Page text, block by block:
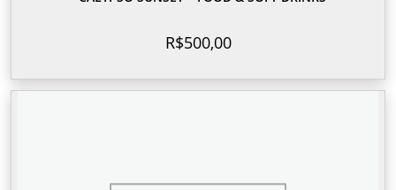
R$500,00